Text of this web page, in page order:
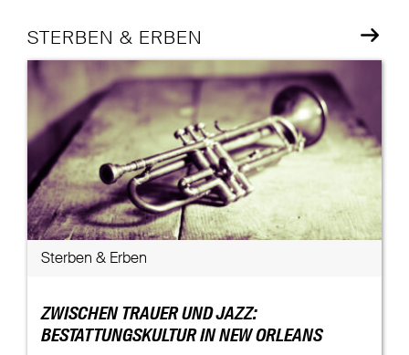
STERBEN & ERBEN
Sterben & Erben
ZWISCHEN TRAUER UND JAZZ:
BESTATTUNGSKULTUR IN NEW ORLEANS